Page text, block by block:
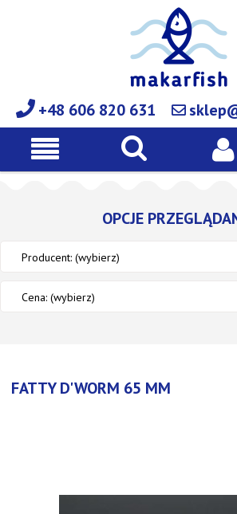
+48 606 820 631
OPCJE
Producent: (wybierz)
Cena: (wybierz)
FATTY D'WORM 65 MM